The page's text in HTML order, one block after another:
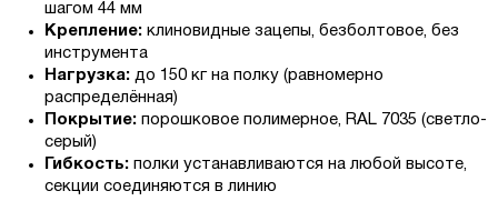
шагом 44 мм
Крепление: клиновидные зацепы, безболтовое, без
инструмента
Нагрузка: до 150 кг на полку (равномерно
распределённая)
Покрытие: порошковое полимерное, RAL 7035 (светло-
серый)
Гибкость: полки устанавливаются на любой высоте,
секции соединяются в линию